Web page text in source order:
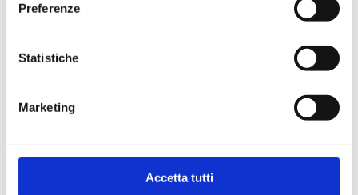
Preferenze
Statistiche
Marketing
Accetta tutti
CATEGORIES
Online(2)
cani consulenza online corsi a distanza
dog waling
incontri a distanzo